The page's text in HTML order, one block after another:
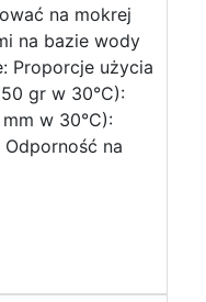
na mokrej
na bazie wody
Proporcje użycia
gr w 30°C):
w 30°C):
Odporność na